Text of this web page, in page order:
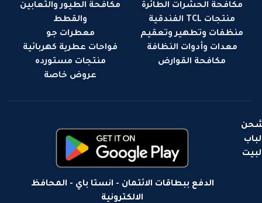
مكافحة الحشرات الطائرة
منتجات TCL الفندقية
منظفات وتطهير وتعقيم
معدات وأدوات النظافة
مكافحة القوارض
مكافحة الطيور والثعابين
والقطط
معطرات جو
فواحات عطرية كهربائية
منتجات مستورده
عروض خاصة
لباب
الدفع ببطاقات الائتمان - انستا باي - المحافظ
الالكترونية